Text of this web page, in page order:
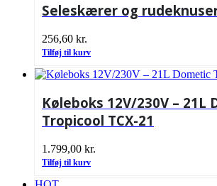
Seleskærer og
256,60 kr.
Tilføj til kurv
Køleboks 12V/230V – 21L
Tropicool TCX-21
1.799,00 kr.
Tilføj til kurv